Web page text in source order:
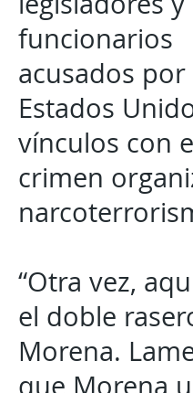
funcionarios
acusados por
Estados
vínculos con
crimen
“Otra vez,
el doble
Morena.
que Morena